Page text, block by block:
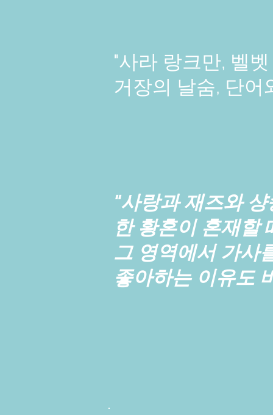
"사라 랑크만, 벨
거장의 날숨, 단어
"사랑과 재즈와
한 황혼이 혼재할
그 영역에서 가사
좋아하는 이유도